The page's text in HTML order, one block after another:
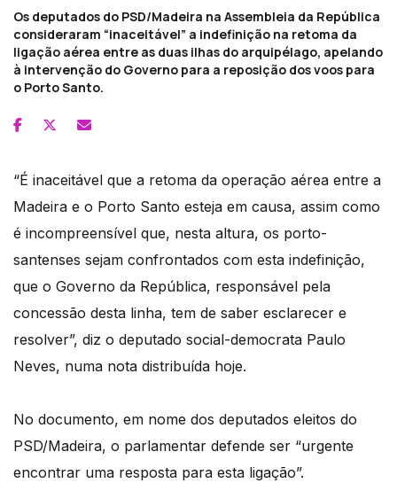
Os deputados do PSD/Madeira na Assembleia da República
consideraram “inaceitável” a indefinição na retoma da
ligação aérea entre as duas ilhas do arquipélago, apelando
à intervenção do Governo para a reposição dos voos para
o Porto Santo.
“É inaceitável que a retoma da operação aérea entre a
Madeira e o Porto Santo esteja em causa, assim como
é incompreensível que, nesta altura, os porto-
santenses sejam confrontados com esta indefinição,
que o Governo da República, responsável pela
concessão desta linha, tem de saber esclarecer e
resolver”, diz o deputado social-democrata Paulo
Neves, numa nota distribuída hoje.
No documento, em nome dos deputados eleitos do
PSD/Madeira, o parlamentar defende ser “urgente
encontrar uma resposta para esta ligação”.